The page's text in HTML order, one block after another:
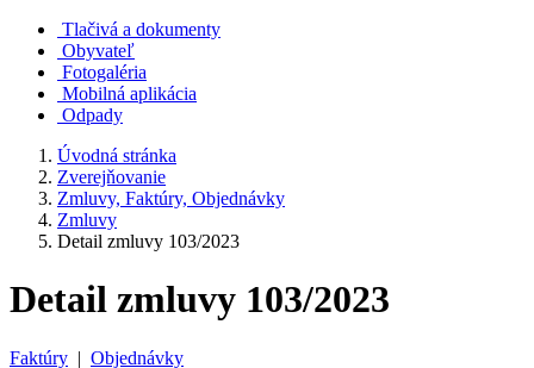
Tlačivá a dokumenty
Obyvateľ
Fotogaléria
Mobilná aplikácia
Odpady
Úvodná stránka
Zverejňovanie
Zmluvy, Faktúry, Objednávky
Zmluvy
Detail zmluvy 103/2023
Detail zmluvy 103/2023
Faktúry | Objednávky